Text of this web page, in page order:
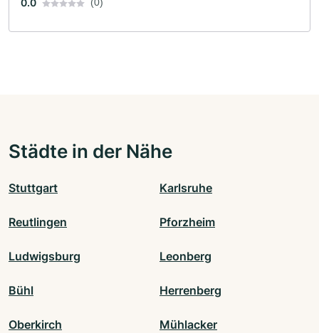
0.0 (0)
Städte in der Nähe
Stuttgart Karlsruhe
Reutlingen Pforzheim
Ludwigsburg Leonberg
Bühl Herrenberg
Oberkirch Mühlacker